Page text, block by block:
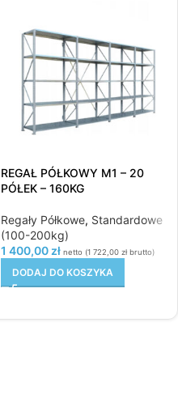
REGAŁ PÓŁKOWY M1 – 20
PÓŁEK – 160KG
Regały Półkowe, Standardowe
(100-200kg)
1 400,00 zł netto (1 722,00 zł brutto)
DODAJ DO KOSZYKA